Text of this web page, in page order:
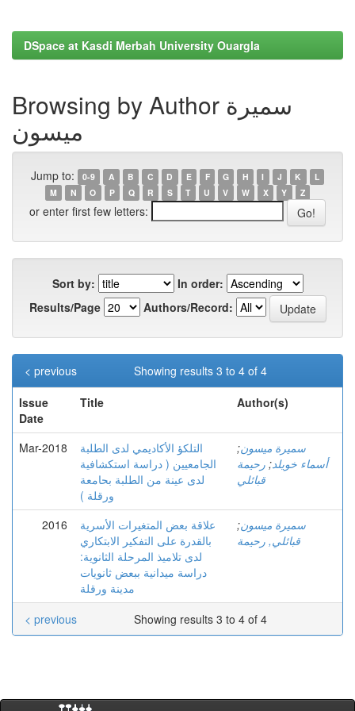
DSpace at Kasdi Merbah University Ouargla
Browsing by Author سميرة
ميسون
Jump to: 0-9 A B C D E F G H I J K
L
M
N O P Q R S T U V W X Y Z
or enter first few letters:
Sort by:
In order:
Results/Page
Authors/Record:
Showing results 3 to 4 of 4
< previous
Issue
Date
Title Author(s)
Mar-2018
التلكؤ الأكاديمي لدى الطلبة
الجامعيين ( دراسة استكشافية
لدى عينة من الطلبة بحامعة
ورقلة )
سميرة ميسون;
أسماء خويلد; رحيمة
قبائلي
2016
علاقة بعض المتغيرات الأسرية
بالقدرة على التفكير الابتكاري
لدى تلاميذ المرحلة الثانوية:
دراسة ميدانية ببعض ثانويات
مدينة ورقلة
سميرة ميسون;
قبائلي, رحيمة
Showing results 3 to 4 of 4
< previous